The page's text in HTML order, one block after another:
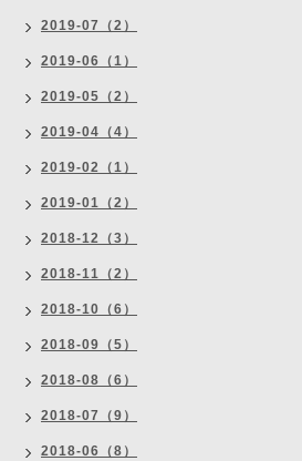
2019-07（2）
2019-06（1）
2019-05（2）
2019-04（4）
2019-02（1）
2019-01（2）
2018-12（3）
2018-11（2）
2018-10（6）
2018-09（5）
2018-08（6）
2018-07（9）
2018-06（8）